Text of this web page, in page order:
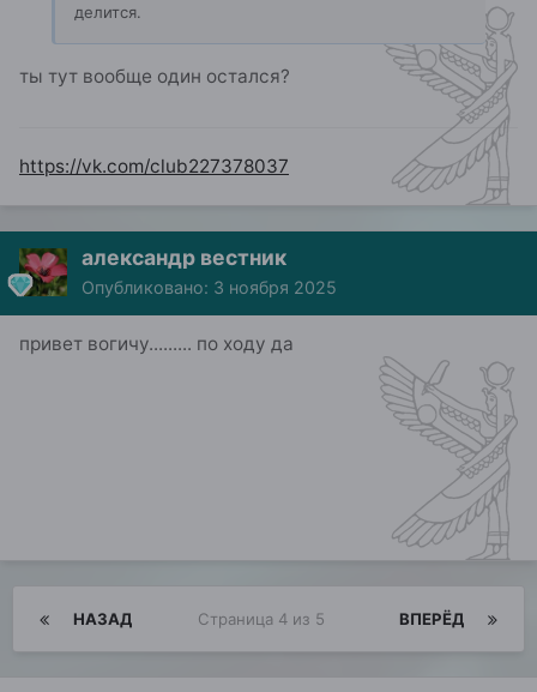
делится.
ты тут вообще один остался?
https://vk.com/club227378037
александр вестник
Опубликовано: 3 ноября 2025
привет вогичу......... по ходу да
НАЗАД ВПЕРЁД
Страница 4 из 5